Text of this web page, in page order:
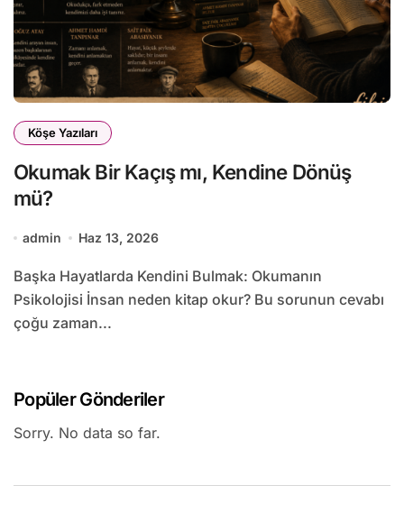
Köşe Yazıları
Okumak Bir Kaçış mı, Kendine Dönüş
mü?
admin Haz 13, 2026
Başka Hayatlarda Kendini Bulmak: Okumanın
Psikolojisi İnsan neden kitap okur? Bu sorunun cevabı
çoğu zaman...
Popüler Gönderiler
Sorry. No data so far.